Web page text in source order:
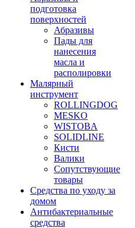
подготовка
поверхностей
Абразивы
Пады для
нанесения
масла и
располировки
Малярный
инструмент
ROLLINGDOG
MESKO
WISTOBA
SOLIDLINE
Кисти
Валики
Сопутствующие
товары
Средства по уходу за
домом
Антибактериальные
средства